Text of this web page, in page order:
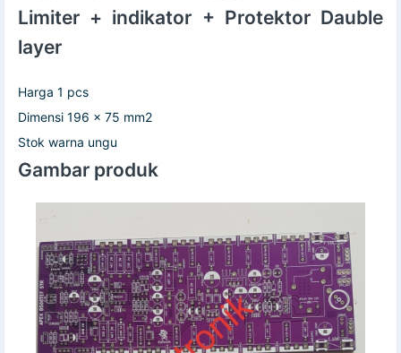
Limiter + indikator + Protektor Dauble
layer
Harga 1 pcs
Dimensi 196 x 75 mm2
Stok warna ungu
Gambar produk